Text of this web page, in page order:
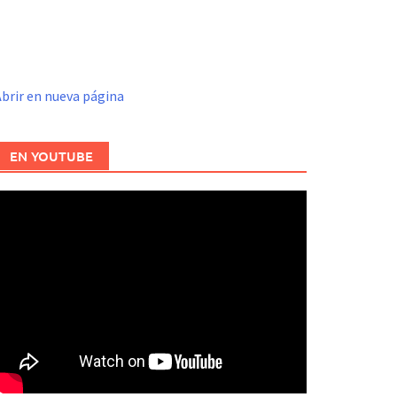
en nueva página
EN YOUTUBE